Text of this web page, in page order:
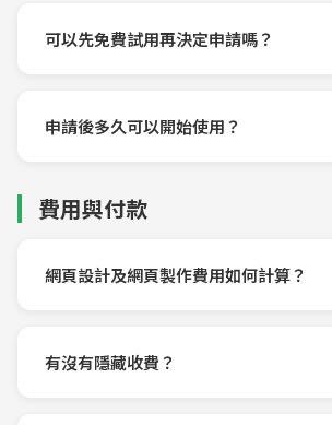
可以先免費試用再決定申請嗎？
申請後多久可以開始使用？
費用與付款
網頁設計及網頁製作費用如何計算？
有沒有隱藏收費？